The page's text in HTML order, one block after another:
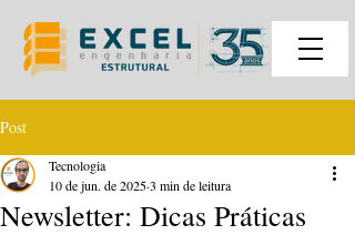
Post
Newsletter: Dicas Práticas
Tecnologia
10 de jun. de 20253 min de leitura